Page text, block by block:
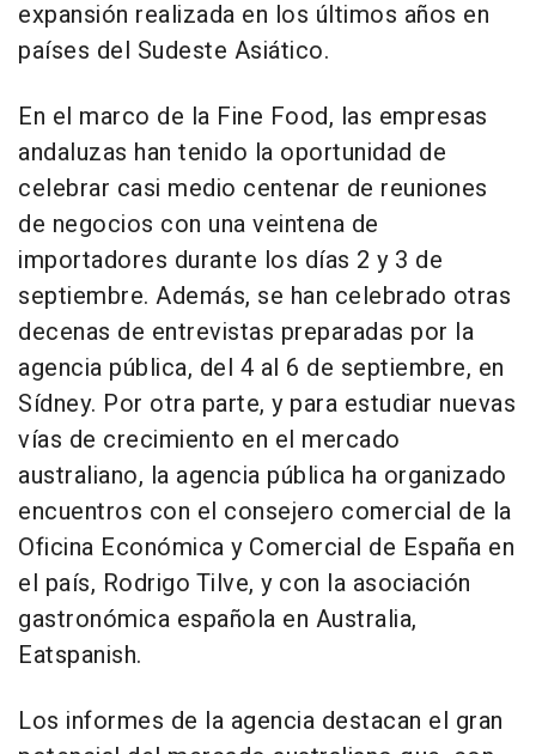
expansión realizada en los últimos años en
países del Sudeste Asiático.
En el marco de la Fine Food, las empresas
andaluzas han tenido la oportunidad de
celebrar casi medio centenar de reuniones
de negocios con una veintena de
importadores durante los días 2 y 3 de
septiembre. Además, se han celebrado otras
decenas de entrevistas preparadas por la
agencia pública, del 4 al 6 de septiembre, en
Sídney. Por otra parte, y para estudiar nuevas
vías de crecimiento en el mercado
australiano, la agencia pública ha organizado
encuentros con el consejero comercial de la
Oficina Económica y Comercial de España en
el país, Rodrigo Tilve, y con la asociación
gastronómica española en Australia,
Eatspanish.
Los informes de la agencia destacan el gran